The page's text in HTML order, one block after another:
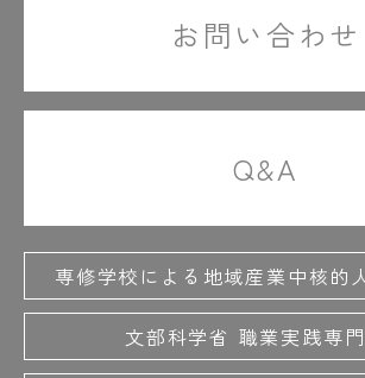
お問い合わせ
Q&A
専修学校による地域産業中核的
文部科学省 職業実践専